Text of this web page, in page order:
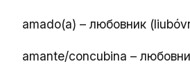
amado(a) – любовник
amante/concubina –